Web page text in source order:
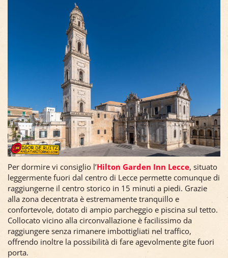
Per dormire vi consiglio l’Hilton Garden Inn Lecce, situato
leggermente fuori dal centro di Lecce permette comunque di
raggiungerne il centro storico in 15 minuti a piedi. Grazie
alla zona decentrata è estremamente tranquillo e
confortevole, dotato di ampio parcheggio e piscina sul tetto.
Collocato vicino alla circonvallazione è facilissimo da
raggiungere senza rimanere imbottigliati nel traffico,
offrendo inoltre la possibilità di fare agevolmente gite fuori
porta.